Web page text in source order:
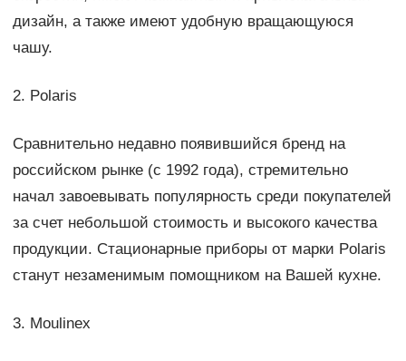
дизайн, а также имеют удобную вращающуюся
чашу.
2. Polaris
Сравнительно недавно появившийся бренд на
российском рынке (с 1992 года), стремительно
начал завоевывать популярность среди покупателей
за счет небольшой стоимость и высокого качества
продукции. Стационарные приборы от марки Polaris
станут незаменимым помощником на Вашей кухне.
3. Moulinex